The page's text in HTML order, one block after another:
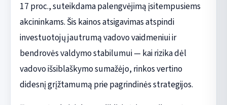
17 proc., suteikdama palengvėjimą įsitempusiems
akcininkams. Šis kainos atsigavimas atspindi
investuotojų jautrumą vadovo vaidmeniui ir
bendrovės valdymo stabilumui — kai rizika dėl
vadovo išsiblaškymo sumažėjo, rinkos vertino
didesnį grįžtamumą prie pagrindinės strategijos.